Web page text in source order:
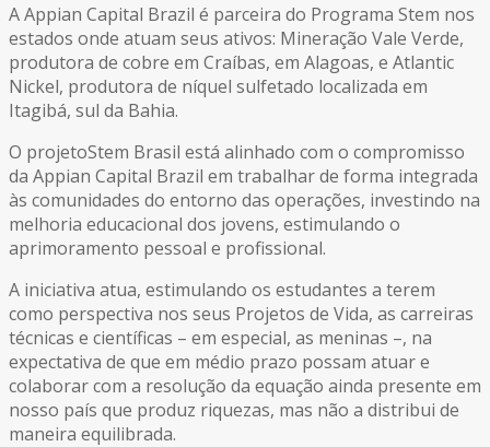
A Appian Capital Brazil é parceira do Programa Stem nos
estados onde atuam seus ativos: Mineração Vale Verde,
produtora de cobre em Craíbas, em Alagoas, e Atlantic
Nickel, produtora de níquel sulfetado localizada em
Itagibá, sul da Bahia.
O projetoStem Brasil está alinhado com o compromisso
da Appian Capital Brazil em trabalhar de forma integrada
às comunidades do entorno das operações, investindo na
melhoria educacional dos jovens, estimulando o
aprimoramento pessoal e profissional.
A iniciativa atua, estimulando os estudantes a terem
como perspectiva nos seus Projetos de Vida, as carreiras
técnicas e científicas – em especial, as meninas –, na
expectativa de que em médio prazo possam atuar e
colaborar com a resolução da equação ainda presente em
nosso país que produz riquezas, mas não a distribui de
maneira equilibrada.